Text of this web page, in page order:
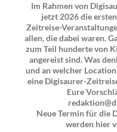
Im Rahmen von
jetzt 2026 die
Zeitreise-
allen, die dabei waren.
zum Teil hunderte von
angereist sind. Was
und an welcher
eine Digisaurer-
Eure
Neue Termin für die
werden hier